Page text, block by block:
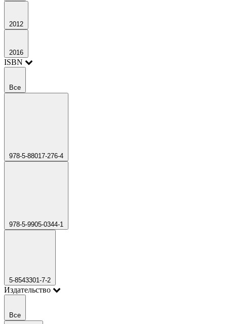
2012
2016
ISBN
Все
978-5-88017-276-4
978-5-9905-0344-1
5-8543301-7-2
Издательство
Все